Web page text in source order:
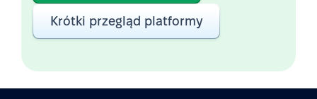
Krótki przegląd platformy